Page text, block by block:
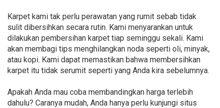
Karpet kami tak perlu perawatan yang rumit sebab tidak
sulit dibersihkan secara rutin. Kami menyarankan untuk
dilakukan pembersihan karpet tiap seminggu sekali. Kami
akan membagi tips menghilangkan noda seperti oli, minyak,
atau kopi. Kami dapat memastikan bahwa membersihkan
karpet itu tidak serumit seperti yang Anda kira sebelumnya.
Apakah Anda mau coba membandingkan harga terlebih
dahulu? Caranya mudah, Anda hanya perlu kunjungi situs